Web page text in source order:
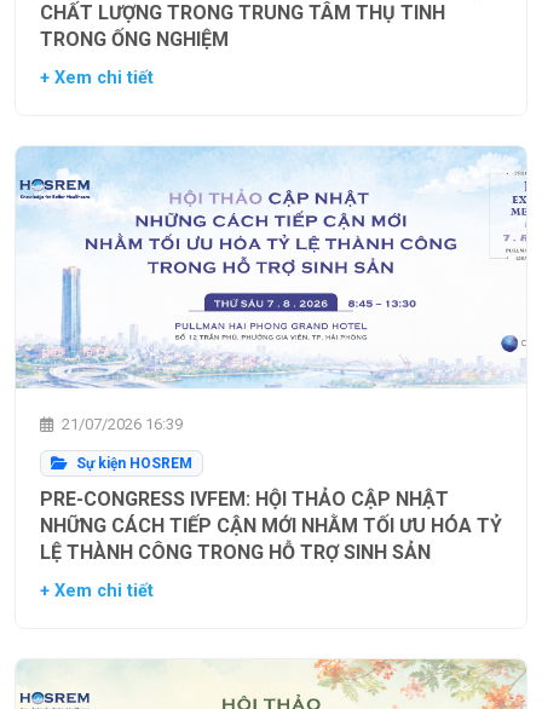
CHẤT LƯỢNG TRONG TRUNG TÂM THỤ TINH
TRONG ỐNG NGHIỆM
+ Xem chi tiết
21/07/2026 16:39
Sự kiện HOSREM
PRE-CONGRESS IVFEM: HỘI THẢO CẬP NHẬT
NHỮNG CÁCH TIẾP CẬN MỚI NHẰM TỐI ƯU HÓA TỶ
LỆ THÀNH CÔNG TRONG HỖ TRỢ SINH SẢN
+ Xem chi tiết